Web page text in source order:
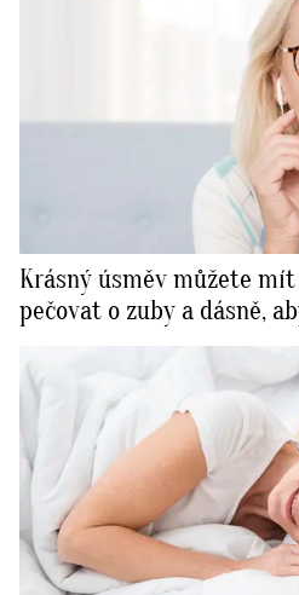
Krásný úsměv můžete
pečovat o zuby a dásně,